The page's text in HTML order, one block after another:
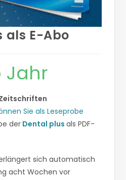
als E-Abo
Jahr
Sie als Leseprobe
der Dental plusals PDF-
sich automatisch
acht Wochen vor